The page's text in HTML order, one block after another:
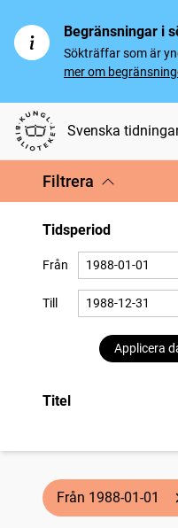
Begränsningar i
Sökträffar som är
mer om
Svenska
Filtrera
Tidsperiod
Från
Till
Applicera
Titel
Från 1988-01-01